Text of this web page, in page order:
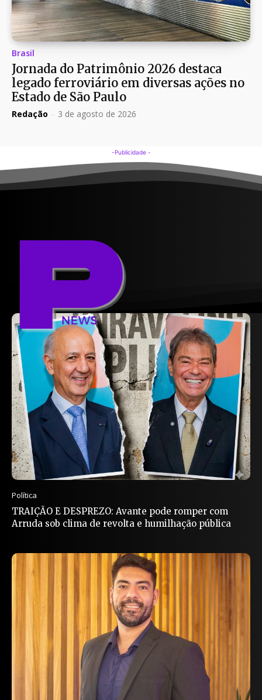
Brasil
Jornada do Patrimônio 2026 destaca
legado ferroviário em diversas ações no
Estado de São Paulo
Redação - 3 de agosto de 2026
-Publicidade -
Política
TRAIÇÃO E DESPREZO: Avante pode romper com
Arruda sob clima de revolta e humilhação pública